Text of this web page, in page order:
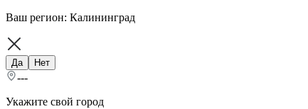
Ваш регион: Калининград
Да Нет
---
Укажите свой город